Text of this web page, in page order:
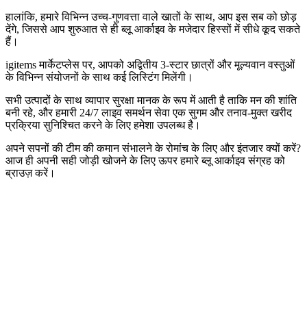
हालांकि, हमारे विभिन्न उच्च-गुणवत्ता वाले खातों के साथ, आप इस सब को छोड़
देंगे, जिससे आप शुरुआत से ही ब्लू आर्काइव के मजेदार हिस्सों में सीधे कूद सकते
हैं।
igitems मार्केटप्लेस पर, आपको अद्वितीय 3-स्टार छात्रों और मूल्यवान वस्तुओं
के विभिन्न संयोजनों के साथ कई लिस्टिंग मिलेंगी।
सभी उत्पादों के साथ व्यापार सुरक्षा मानक के रूप में आती है ताकि मन की शांति
बनी रहे, और हमारी 24/7 लाइव समर्थन सेवा एक सुगम और तनाव-मुक्त खरीद
प्रक्रिया सुनिश्चित करने के लिए हमेशा उपलब्ध है।
अपने सपनों की टीम की कमान संभालने के रोमांच के लिए और इंतजार क्यों करें?
आज ही अपनी सही जोड़ी खोजने के लिए ऊपर हमारे ब्लू आर्काइव संग्रह को
ब्राउज़ करें।